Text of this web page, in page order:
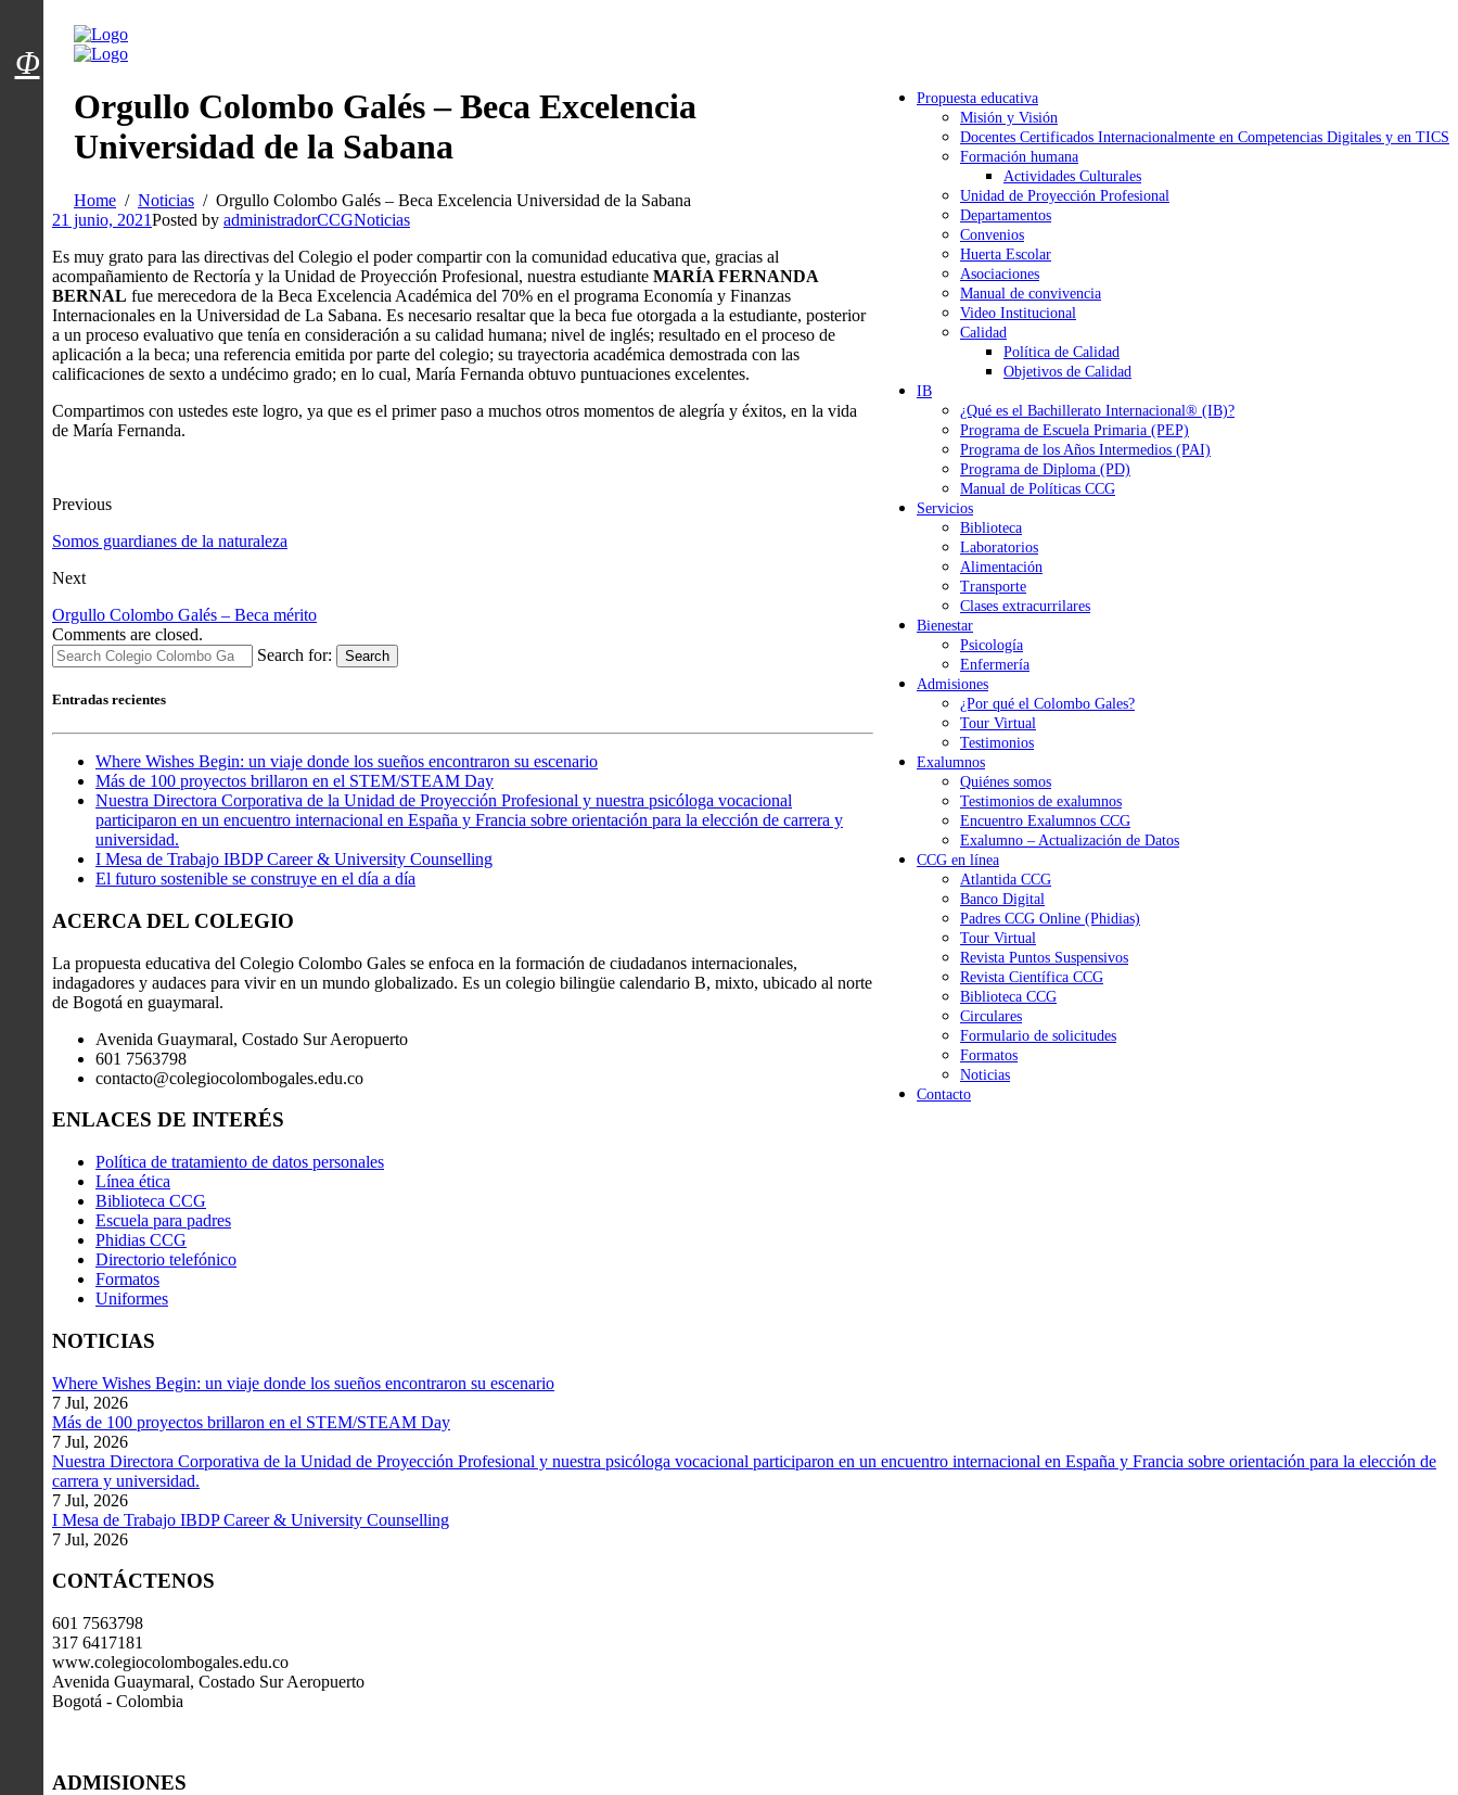
Menú usuarios
Propuesta educativa
Misión y Visión
Docentes Certificados Internacionalmente en Competencias Digitales y en TICS
Formación humana
Actividades Culturales
Unidad de Proyección Profesional
Departamentos
Convenios
Huerta Escolar
Asociaciones
Manual de convivencia
Video Institucional
Calidad
Política de Calidad
Objetivos de Calidad
IB
¿Qué es el Bachillerato Internacional® (IB)?
Programa de Escuela Primaria (PEP)
Programa de los Años Intermedios (PAI)
Programa de Diploma (PD)
Manual de Políticas CCG
Servicios
Biblioteca
Laboratorios
Alimentación
Transporte
Clases extracurrilares
Bienestar
Psicología
Enfermería
Admisiones
¿Por qué el Colombo Gales?
Tour Virtual
Testimonios
Exalumnos
Quiénes somos
Testimonios de exalumnos
Encuentro Exalumnos CCG
Exalumno – Actualización de Datos
CCG en línea
Atlantida CCG
Banco Digital
Padres CCG Online (Phidias)
Tour Virtual
Revista Puntos Suspensivos
Revista Científica CCG
Biblioteca CCG
Circulares
Formulario de solicitudes
Formatos
Noticias
Contacto
Orgullo Colombo Galés – Beca Excelencia
Universidad de la Sabana
Home Noticias
Orgullo Colombo Galés – Beca Excelencia Universidad de la Sabana
21 junio, 2021Posted by administradorCCGNoticias
Es muy grato para las directivas del Colegio el poder compartir con la comunidad educativa que, gracias al
acompañamiento de Rectoría y la Unidad de Proyección Profesional, nuestra estudiante MARÍA FERNANDA
BERNAL fue merecedora de la Beca Excelencia Académica del 70% en el programa Economía y Finanzas
Internacionales en la Universidad de La Sabana. Es necesario resaltar que la beca fue otorgada a la estudiante, posterior
a un proceso evaluativo que tenía en consideración a su calidad humana; nivel de inglés; resultado en el proceso de
aplicación a la beca; una referencia emitida por parte del colegio; su trayectoria académica demostrada con las
calificaciones de sexto a undécimo grado; en lo cual, María Fernanda obtuvo puntuaciones excelentes.
Compartimos con ustedes este logro, ya que es el primer paso a muchos otros momentos de alegría y éxitos, en la vida
de María Fernanda.
Previous
Somos guardianes de la naturaleza
Next
Orgullo Colombo Galés – Beca mérito
Comments are closed.
Search for:
Search
Entradas recientes
Where Wishes Begin: un viaje donde los sueños encontraron su escenario
Más de 100 proyectos brillaron en el STEM/STEAM Day
Nuestra Directora Corporativa de la Unidad de Proyección Profesional y nuestra psicóloga vocacional
participaron en un encuentro internacional en España y Francia sobre orientación para la elección de carrera y
universidad.
I Mesa de Trabajo IBDP Career & University Counselling
El futuro sostenible se construye en el día a día
ACERCA DEL COLEGIO
La propuesta educativa del Colegio Colombo Gales se enfoca en la formación de ciudadanos internacionales,
indagadores y audaces para vivir en un mundo globalizado. Es un colegio bilingüe calendario B, mixto, ubicado al norte
de Bogotá en guaymaral.
Avenida Guaymaral, Costado Sur Aeropuerto
601 7563798
contacto@colegiocolombogales.edu.co
ENLACES DE INTERÉS
Política de tratamiento de datos personales
Línea ética
Biblioteca CCG
Escuela para padres
Phidias CCG
Directorio telefónico
Formatos
Uniformes
NOTICIAS
Where Wishes Begin: un viaje donde los sueños encontraron su escenario
7 Jul, 2026
Más de 100 proyectos brillaron en el STEM/STEAM Day
7 Jul, 2026
Nuestra Directora Corporativa de la Unidad de Proyección Profesional y nuestra psicóloga vocacional participaron en un encuentro internacional en España y Francia sobre orientación para la elección de
carrera y universidad.
7 Jul, 2026
I Mesa de Trabajo IBDP Career & University Counselling
7 Jul, 2026
CONTÁCTENOS
601 7563798
317 6417181
www.colegiocolombogales.edu.co
Avenida Guaymaral, Costado Sur Aeropuerto
Bogotá - Colombia
ADMISIONES
Φ